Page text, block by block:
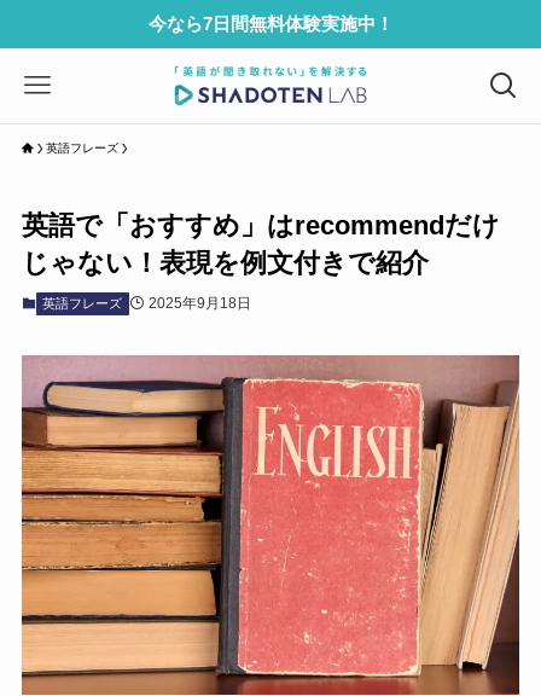
今なら7日間無料体験実施中！
英語フレーズ
英語で「おすすめ」はrecommendだけ
じゃない！表現を例文付きで紹介
英語フレーズ 2025年9月18日